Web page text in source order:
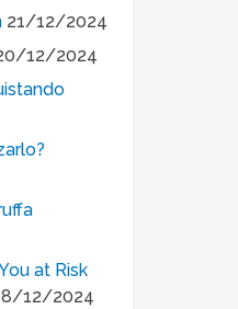
21/12/2024
12/2024
at Risk
12/2024